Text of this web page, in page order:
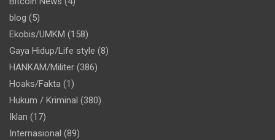
blog (5)
Ekobis/UMKM (158)
Gaya Hidup/Life style (8)
HANKAM/Militer (386)
Hoaks/Fakta (1)
Hukum / Kriminal (380)
Iklan (17)
Internasional (89)